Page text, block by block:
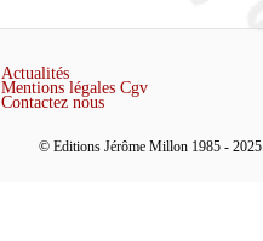
Actualités
Mentions légales Cgv
Contactez nous
© Editions Jérôme Millon 1985 - 2025